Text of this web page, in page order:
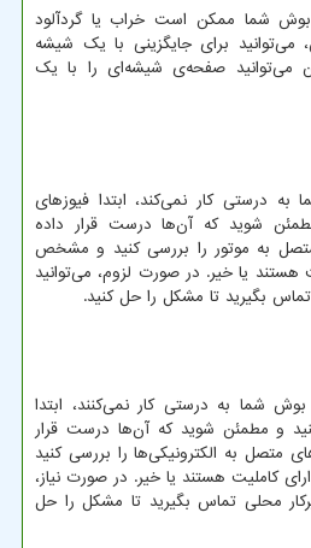
شما ممکن است خراب یا گرد‌آلود
برای جایگزینی با یک شیشه
می‌توانید صفحه‌ی شیشه‌ای را با یک
به درستی کار نمی‌کند، ابتدا فیوزهای
شوید که آن‌ها درست قرار داده
به موتور را بررسی کنید و مشخص
هستند یا خیر. در صورت لزوم، می‌توانید
تماس بگیرید تا مشکل را حل کنید.
بوش شما به درستی کار نمی‌کنند، ابتدا
و مطمئن شوید که آن‌ها درست قرار
متصل به الکترونیکی‌ها را بررسی کنید
کاملیت هستند یا خیر. در صورت نیاز،
محلی تماس بگیرید تا مشکل را حل